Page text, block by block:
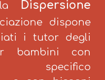
Dispersione
dispone
i
tutor degli
bambini con